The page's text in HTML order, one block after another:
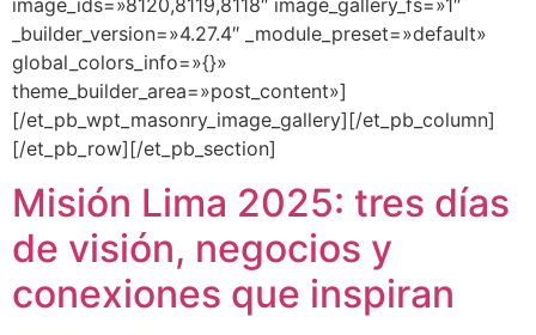
image_ids=»8120,8119,8118″ image_gallery_fs=»1″
_builder_version=»4.27.4″ _module_preset=»default»
global_colors_info=»{}»
theme_builder_area=»post_content»]
[/et_pb_wpt_masonry_image_gallery][/et_pb_column]
[/et_pb_row][/et_pb_section]
Misión Lima 2025: tres días
de visión, negocios y
conexiones que inspiran